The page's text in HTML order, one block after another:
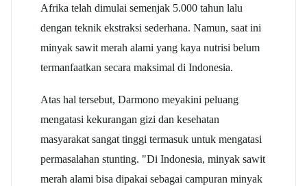
Afrika telah dimulai semenjak 5.000 tahun lalu
dengan teknik ekstraksi sederhana. Namun, saat ini
minyak sawit merah alami yang kaya nutrisi belum
termanfaatkan secara maksimal di Indonesia.
Atas hal tersebut, Darmono meyakini peluang
mengatasi kekurangan gizi dan kesehatan
masyarakat sangat tinggi termasuk untuk mengatasi
permasalahan stunting. "Di Indonesia, minyak sawit
merah alami bisa dipakai sebagai campuran minyak